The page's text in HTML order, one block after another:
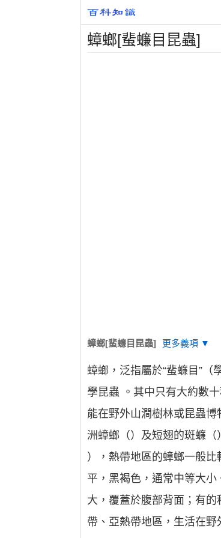
蟑螂[蜚蠊目昆蟲]
蟑螂[蜚蠊目昆蟲] 更多義項 ▼
蟑螂，泛指屬於“蜚蠊目”
學昆蟲 。其中只有大約數
能在野外山澗樹林或昆蟲
洲蟑螂（）及短翅的斑蠊
），熱帶地區的蟑螂一般
平，黑褐色，通常中等大
大，覆蓋於腹部背面；有
帶、亞熱帶地區，生活在野